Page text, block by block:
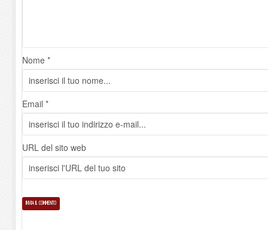
Nome *
Email *
URL del sito web